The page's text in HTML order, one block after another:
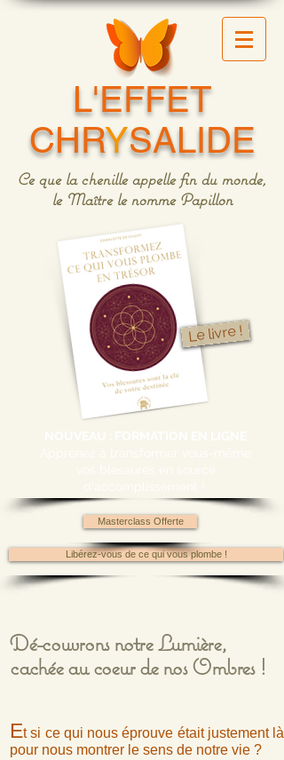
L'EFFET
CHRYSALIDE
Ce que la chenille appelle fin du monde,
le Maître le nomme Papillon
Le livre !
Masterclass Offerte
Libérez-vous de ce qui vous plombe !
Dé-couvrons notre Lumière,
cachée au coeur de nos Ombres !
Et si ce qui nous éprouve était justement là
pour nous montrer le sens de notre vie ?